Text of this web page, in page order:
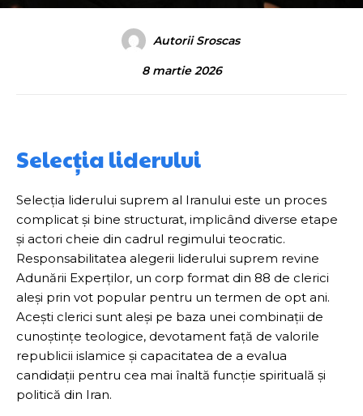
Autorii Sroscas
8 martie 2026
Selecția liderului
Selecția liderului suprem al Iranului este un proces
complicat și bine structurat, implicând diverse etape
și actori cheie din cadrul regimului teocratic.
Responsabilitatea alegerii liderului suprem revine
Adunării Experților, un corp format din 88 de clerici
aleși prin vot popular pentru un termen de opt ani.
Acești clerici sunt aleși pe baza unei combinații de
cunoștințe teologice, devotament față de valorile
republicii islamice și capacitatea de a evalua
candidații pentru cea mai înaltă funcție spirituală și
politică din Iran.